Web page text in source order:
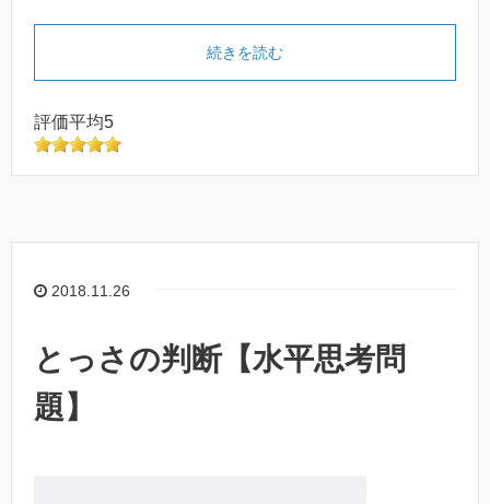
続きを読む
評価平均5
2018.11.26
とっさの判断【水平思考問
題】